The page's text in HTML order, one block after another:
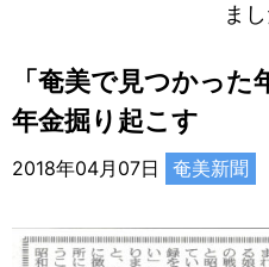
まし
「奄美で見つかっ
年金掘り起こす
2018年04月07日 奄美新聞